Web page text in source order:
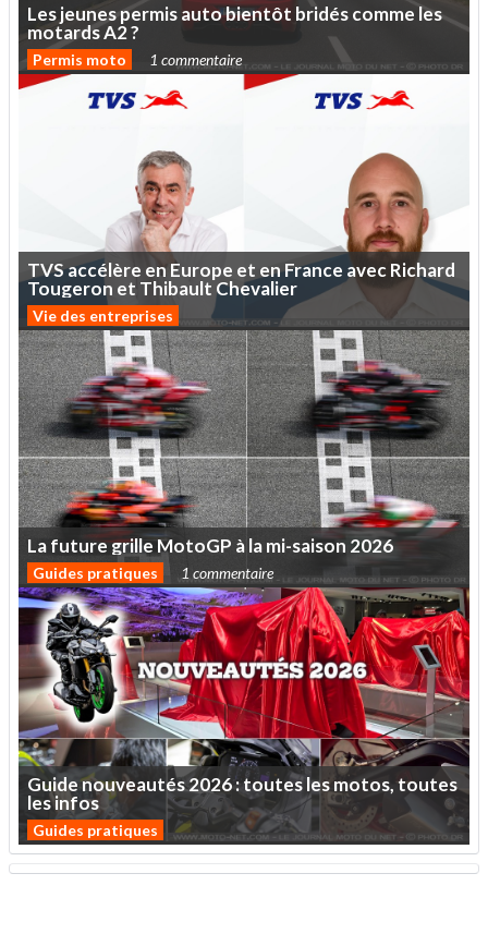
Lesjeunespermisautobientôt bridéscommeles
motardsA2?
Permis moto 1 commentaire
TVSaccélère enEurope et enFrance avecRichard
Tougeron et Thibault Chevalier
Vie des entreprises
Lafuturegrille MotoGP àlami-saison 2026
Guides pratiques 1 commentaire
Guidenouveautés2026:touteslesmotos,toutes
lesinfos
Guides pratiques